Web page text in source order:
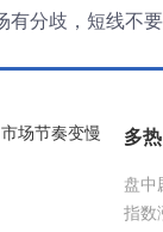
有分歧，短线不
多
盘中
指数